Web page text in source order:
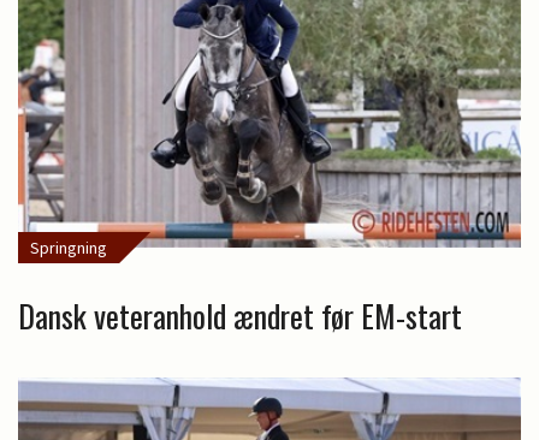
Springning
Dansk veteranhold ændret før EM-start